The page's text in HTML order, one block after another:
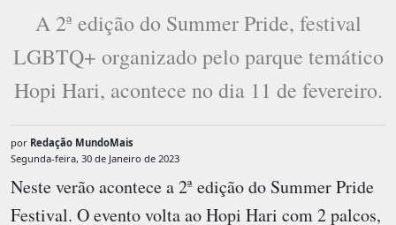
A 2ª edição do Summer Pride, festival
LGBTQ+ organizado pelo parque temático
Hopi Hari, acontece no dia 11 de fevereiro.
por Redação MundoMais
Segunda-feira, 30 de Janeiro de 2023
Neste verão acontece a 2ª edição do Summer Pride
Festival. O evento volta ao Hopi Hari com 2 palcos,